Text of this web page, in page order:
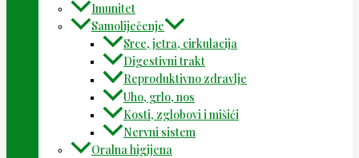
Imunitet
Samoliječenje
Srce, jetra, cirkulacija
Digestivni trakt
Reproduktivno zdravlje
Uho, grlo, nos
Kosti, zglobovi i mišići
Nervni sistem
Oralna higijena